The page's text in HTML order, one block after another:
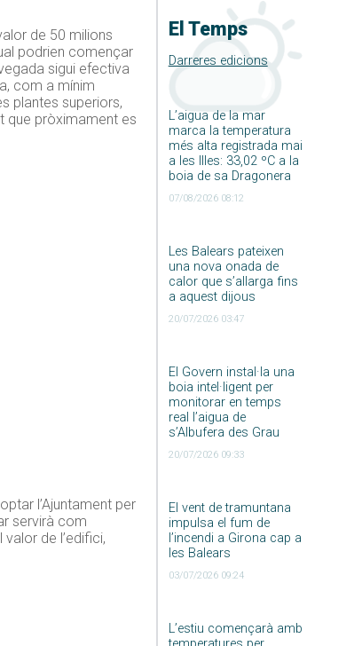
El Temps
Darreres edicions
L’aigua de la mar
marca la temperatura
més alta registrada mai
a les Illes: 33,02 ºC a la
boia de sa Dragonera
07/08/2026 08:12
Les Balears pateixen
una nova onada de
calor que s’allarga fins
a aquest dijous
20/07/2026 03:47
El Govern instal·la una
boia intel·ligent per
monitorar en temps
real l’aigua de
s’Albufera des Grau
20/07/2026 09:33
El vent de tramuntana
impulsa el fum de
l’incendi a Girona cap a
les Balears
03/07/2026 09:24
L’estiu començarà amb
de 50 milions
podrien començar
sigui efectiva
com a mínim
plantes superiors,
que pròximament es
l’Ajuntament per
servirà com
de l’edifici,